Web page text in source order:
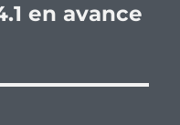
en avance